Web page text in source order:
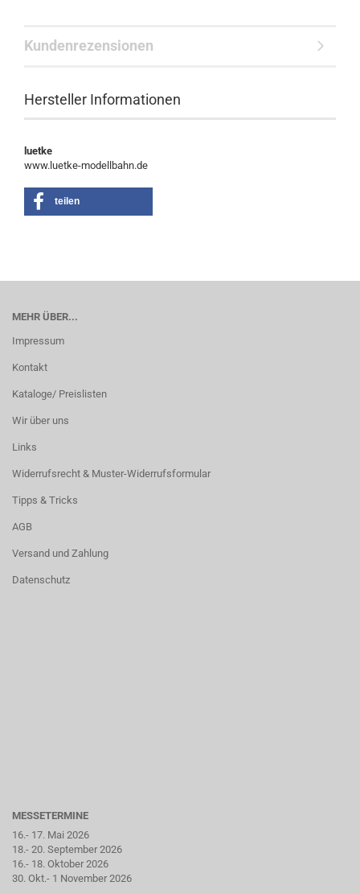
Kundenrezensionen
Hersteller Informationen
luetke
www.luetke-modellbahn.de
teilen
MEHR ÜBER...
Impressum
Kontakt
Kataloge/ Preislisten
Wir über uns
Links
Widerrufsrecht & Muster-Widerrufsformular
Tipps & Tricks
AGB
Versand und Zahlung
Datenschutz
MESSETERMINE
16.- 17. Mai 2026
18.- 20. September 2026
16.- 18. Oktober 2026
30. Okt.- 1 November 2026